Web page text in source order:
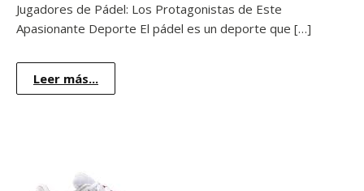
Jugadores de Pádel: Los Protagonistas de Este
Apasionante Deporte El pádel es un deporte que […]
Leer más...